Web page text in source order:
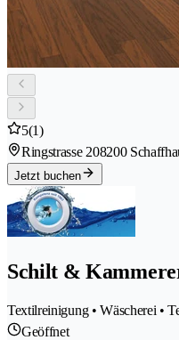
5(1)
Ringstrasse 208200
Jetzt buchen
Schilt &
Textilreinigung • Wäscherei •
Geöffnet